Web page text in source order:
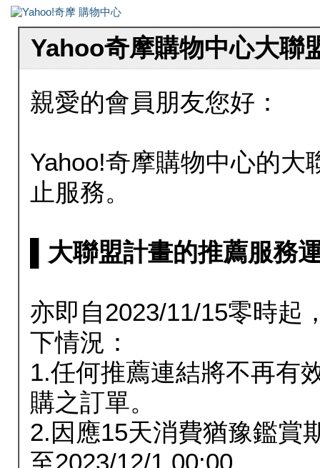
Yahoo奇摩購物中心大聯
親愛的會員朋友您好：
Yahoo!奇摩購物中心的大
止服務。
▌大聯盟計畫的推薦服務
亦即自2023/11/15零時起
下情況：
1.任何推薦連結將不再有
購之訂單。
2.因應15天消費猶豫鑑賞
至2023/12/1 00:00。